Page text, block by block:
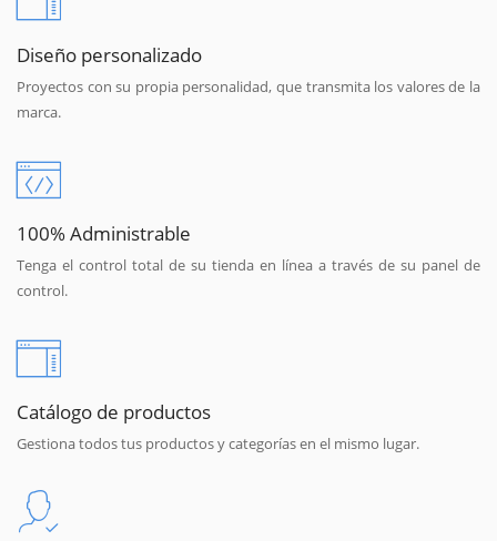
Diseño personalizado
Proyectos con su propia personalidad, que transmita los valores de la
marca.
100% Administrable
Tenga el control total de su tienda en línea a través de su panel de
control.
Catálogo de productos
Gestiona todos tus productos y categorías en el mismo lugar.